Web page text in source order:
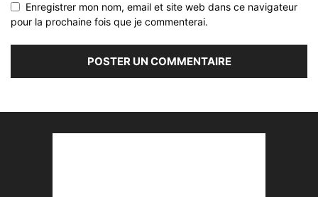
Enregistrer mon nom, email et site web dans ce navigateur
pour la prochaine fois que je commenterai.